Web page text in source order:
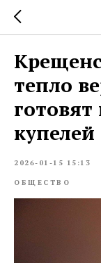
тепло
купелей
2026-01-15 15:13
ОБЩЕСТВО